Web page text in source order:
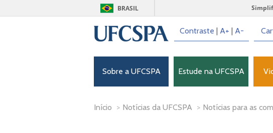
BRASIL
Contraste | A+ | A-
Sobre a UFCSPA Estude na UFCSPA
Início > Notícias da UFCSPA > Notícias para as